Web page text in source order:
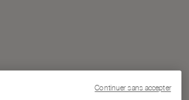
Continuer sans accepter